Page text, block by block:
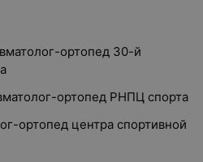
ортопед 30-й
ортопед РНПЦ спорта
ортопед центра спортивной